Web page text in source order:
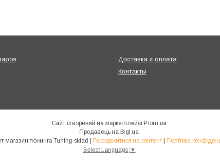
Доставка и оплата
Контакты
Сайт створений на маркетплейсі Prom.ua
Продавець на Bigl.ua
Интернет магазин тюнинга Tuning-sklad | Поскаржитися на контент | Політика
Select Language ▼